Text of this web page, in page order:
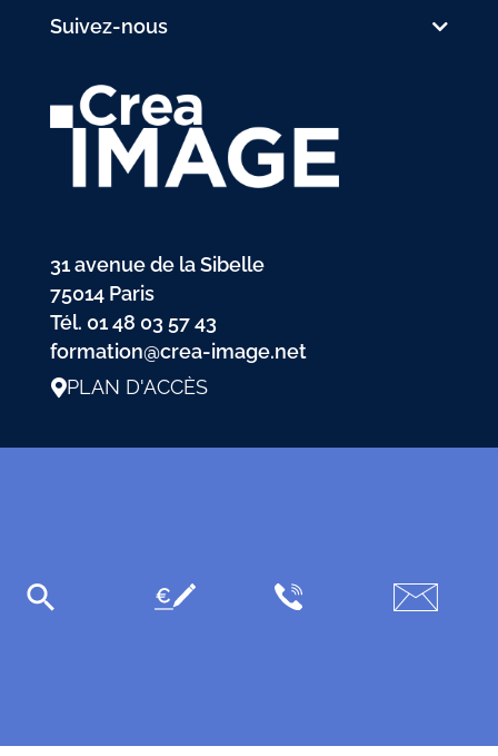
Suivez-nous
31 avenue de la Sibelle
75014 Paris
Tél. 01 48 03 57 43
formation@crea-image.net
PLAN D'ACCÈS
CGU